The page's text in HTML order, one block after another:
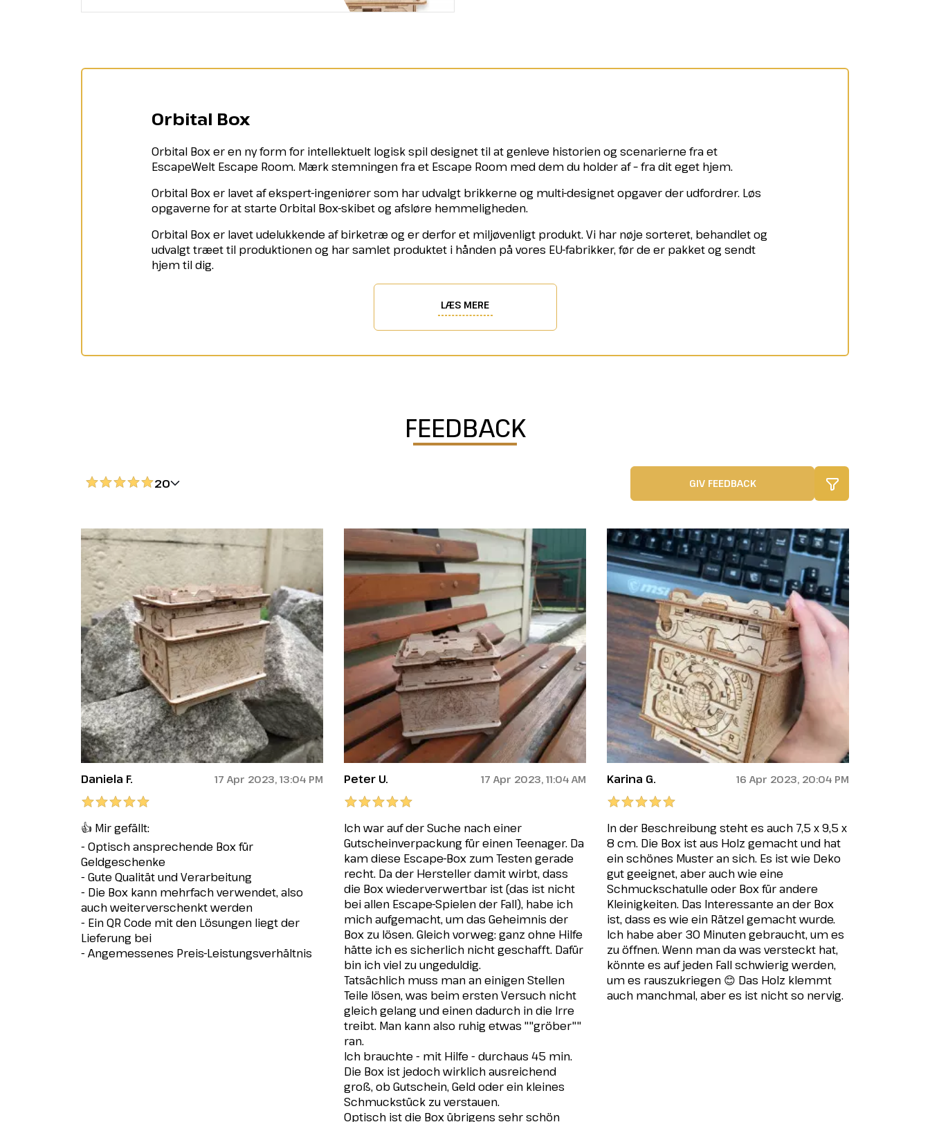
Orbital Box
Orbital Box er en ny form for intellektuelt logisk spil designet til at genleve historien og scenarierne fra et
EscapeWelt Escape Room. Mærk stemningen fra et Escape Room med dem du holder af – fra dit eget hjem.
Orbital Box er lavet af ekspert-ingeniører som har udvalgt brikkerne og multi-designet opgaver der udfordrer. Løs
opgaverne for at starte Orbital Box-skibet og afsløre hemmeligheden.
Orbital Box er lavet udelukkende af birketræ og er derfor et miljøvenligt produkt. Vi har nøje sorteret, behandlet og
udvalgt træet til produktionen og har samlet produktet i hånden på vores EU-fabrikker, før de er pakket og sendt
hjem til dig.
LÆS MERE
FEEDBACK
20 GIV FEEDBACK
Daniela F. 17 Apr 2023, 13:04 PM
👍 Mir gefällt:
- Optisch ansprechende Box für
Geldgeschenke
- Gute Qualität und Verarbeitung
- Die Box kann mehrfach verwendet, also
auch weiterverschenkt werden
- Ein QR Code mit den Lösungen liegt der
Lieferung bei
- Angemessenes Preis-Leistungsverhältnis
Peter U. 17 Apr 2023, 11:04 AM
Ich war auf der Suche nach einer
Gutscheinverpackung für einen Teenager. Da
kam diese Escape-Box zum Testen gerade
recht. Da der Hersteller damit wirbt, dass
die Box wiederverwertbar ist (das ist nicht
bei allen Escape-Spielen der Fall), habe ich
mich aufgemacht, um das Geheimnis der
Box zu lösen. Gleich vorweg: ganz ohne Hilfe
hätte ich es sicherlich nicht geschafft. Dafür
bin ich viel zu ungeduldig.
Tatsächlich muss man an einigen Stellen
Teile lösen, was beim ersten Versuch nicht
gleich gelang und einen dadurch in die Irre
treibt. Man kann also ruhig etwas ""gröber""
ran.
Ich brauchte - mit Hilfe - durchaus 45 min.
Die Box ist jedoch wirklich ausreichend
groß, ob Gutschein, Geld oder ein kleines
Schmuckstück zu verstauen.
Optisch ist die Box übrigens sehr schön
Karina G. 16 Apr 2023, 20:04 PM
In der Beschreibung steht es auch 7,5 х 9,5 х
8 cm. Die Box ist aus Holz gemacht und hat
ein schönes Muster an sich. Es ist wie Deko
gut geeignet, aber auch wie eine
Schmuckschatulle oder Box für andere
Kleinigkeiten. Das Interessante an der Box
ist, dass es wie ein Rätzel gemacht wurde.
Ich habe aber 30 Minuten gebraucht, um es
zu öffnen. Wenn man da was versteckt hat,
könnte es auf jeden Fall schwierig werden,
um es rauszukriegen 😊 Das Holz klemmt
auch manchmal, aber es ist nicht so nervig.